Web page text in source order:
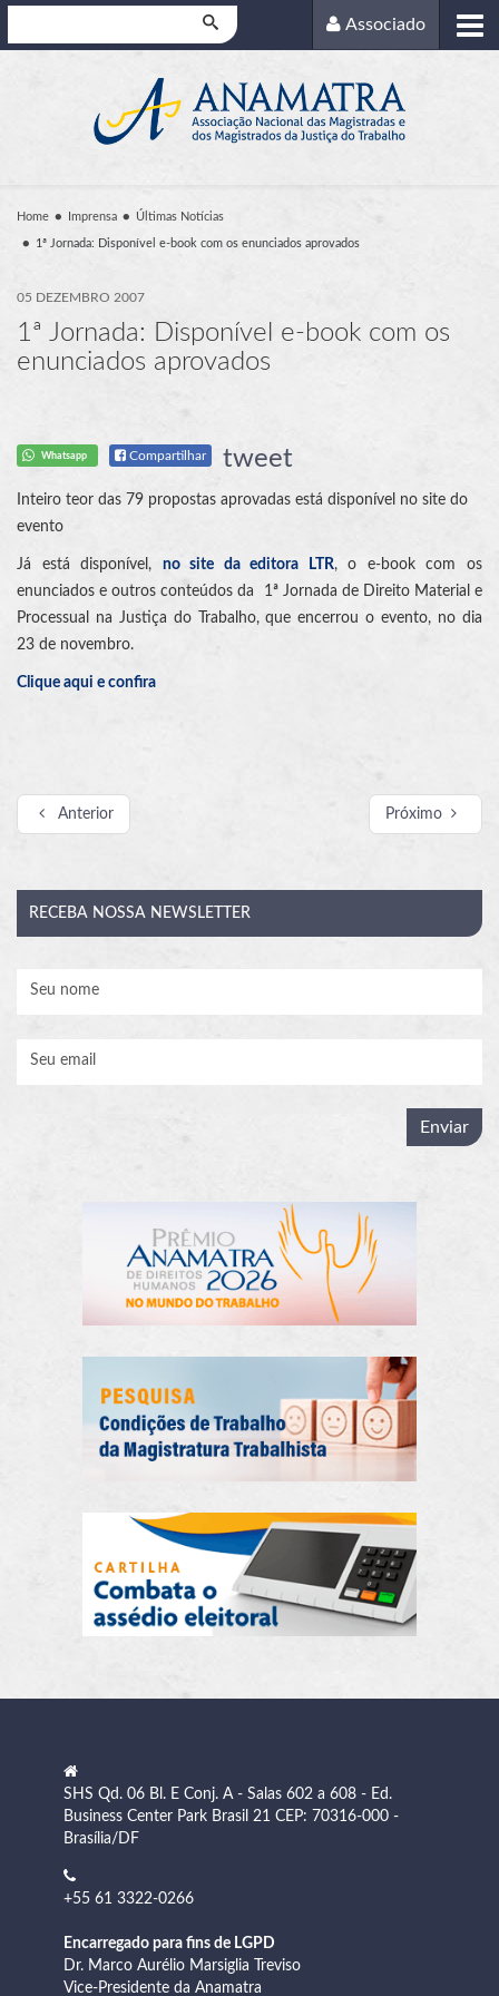
Associado
Home Imprensa Últimas Notícias
1ª Jornada: Disponível e-book com os enunciados aprovados
05 DEZEMBRO 2007
1ª Jornada: Disponível e-book com os
enunciados aprovados
Whatsapp Compartilhar tweet
Inteiro teor das 79 propostas aprovadas está disponível no site do
evento
Já está disponível, no site da editora LTR, o e-book com os
enunciados e outros conteúdos da 1ª Jornada de Direito Material e
Processual na Justiça do Trabalho, que encerrou o evento, no dia
23 de novembro.
Clique aqui e confira
Anterior Próximo
RECEBA NOSSA NEWSLETTER
SHS Qd. 06 Bl. E Conj. A - Salas 602 a 608 - Ed.
Business Center Park Brasil 21 CEP: 70316-000 -
Brasília/DF
+55 61 3322-0266
Encarregado para fins de LGPD
Dr. Marco Aurélio Marsiglia Treviso
Vice-Presidente da Anamatra